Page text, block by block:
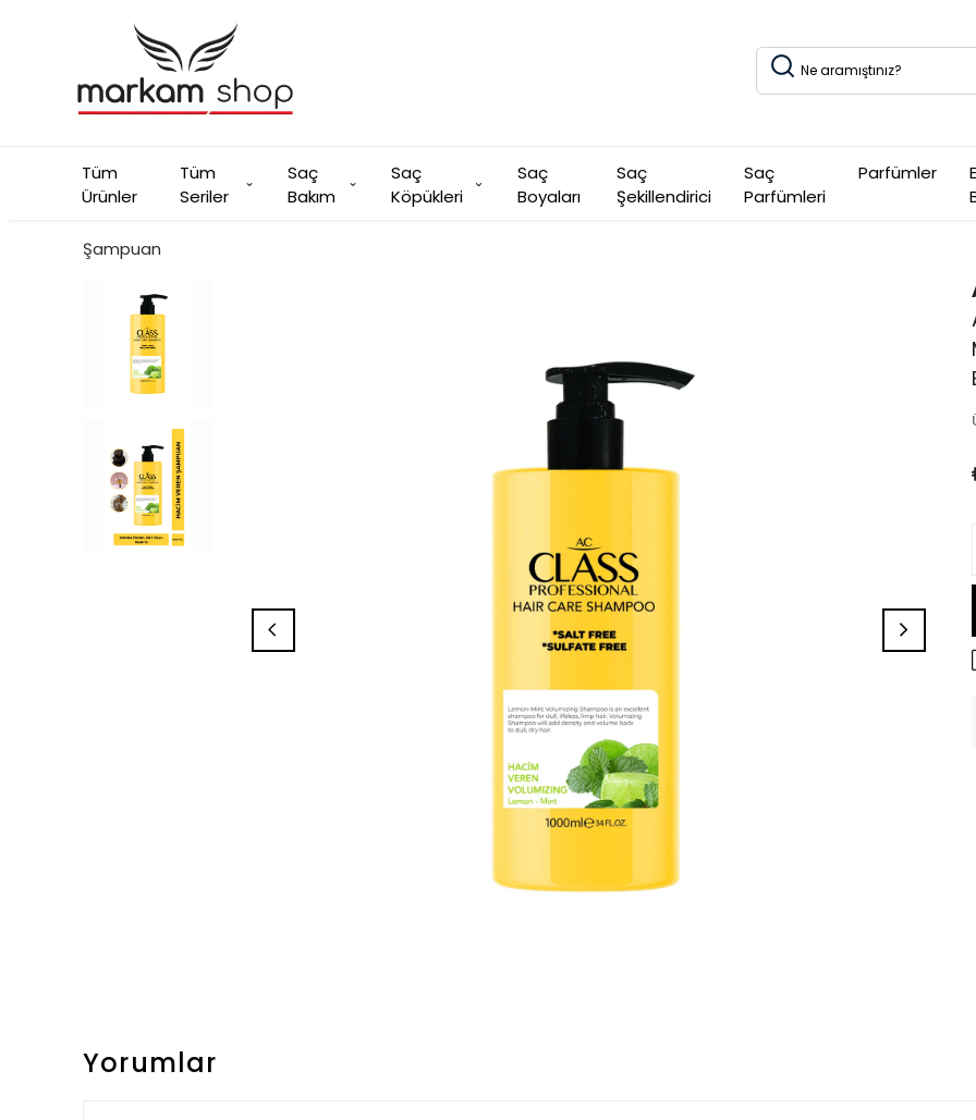
Tüm
Ürünler
Tüm
Seriler
Saç
Bakım
Saç
Köpükleri
Saç
Boyaları
Saç
Şekillendirici
Saç
Parfümleri
Parfümler
Şampuan
Yorumlar